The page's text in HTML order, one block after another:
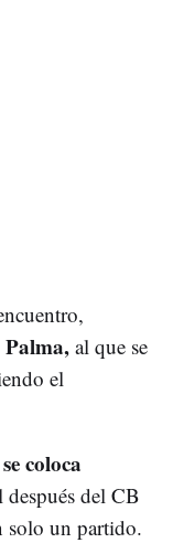
Palma, al que se
el
coloca
después del CB
solo un partido.